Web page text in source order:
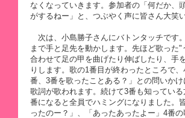
なくなっていきます。参加者の「何だか、
がするねー」と、つぶやく声に皆さん大笑い
次は、小島勝子さんにバトンタッチです
まで手と足先を動かします。先ほど歌った"
合わせて足の甲を曲げたり伸ばしたり、手
りします。歌の1番目が終わったところで
番、3番を歌ったことある？」との問いか
歌詞が歌われます。続けて3番も知ってい
番になると全員でハミングになりました。
ったのー？」、「あったあったよー」4番